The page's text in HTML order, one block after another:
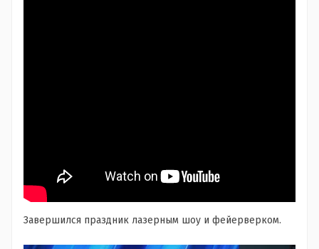
Завершился праздник лазерным шоу и фейерверком.